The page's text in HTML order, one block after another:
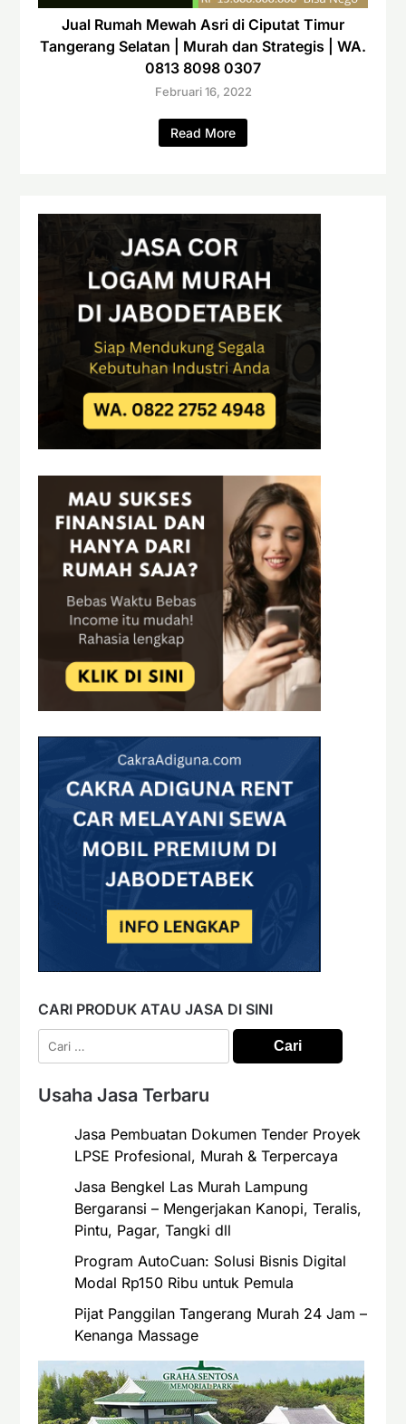
Jual Rumah Mewah Asri di Ciputat Timur
Tangerang Selatan | Murah dan Strategis | WA.
0813 8098 0307
Februari 16, 2022
Read More
CARI PRODUK ATAU JASA DI SINI
Cari
untuk:
Usaha Jasa Terbaru
Jasa Pembuatan Dokumen Tender Proyek
LPSE Profesional, Murah & Terpercaya
Jasa Bengkel Las Murah Lampung
Bergaransi – Mengerjakan Kanopi, Teralis,
Pintu, Pagar, Tangki dll
Program AutoCuan: Solusi Bisnis Digital
Modal Rp150 Ribu untuk Pemula
Pijat Panggilan Tangerang Murah 24 Jam –
Kenanga Massage